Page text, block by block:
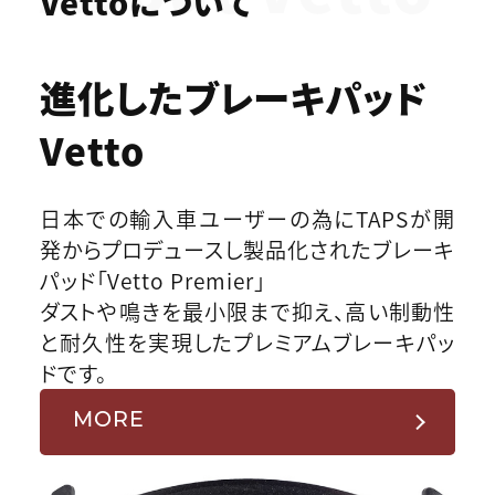
進化したブレーキパッド
Vetto
日本での輸入車ユーザーの為にTAPSが開
発からプロデュースし製品化されたブレーキ
パッド「Vetto Premier」
ダストや鳴きを最小限まで抑え、高い制動性
と耐久性を実現したプレミアムブレーキパッ
ドです。
MORE